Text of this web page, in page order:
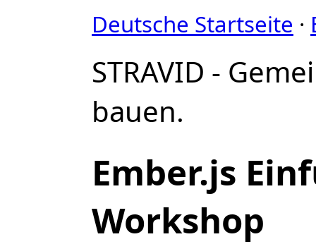
Deutsche Startseite ·
STRAVID -
bauen.
Ember.js
Workshop